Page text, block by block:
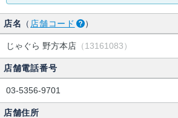
店名 （ 店舗コード ）
じゃぐら 野方本店 （13161083）
店舗電話番号
03-5356-9701
店舗住所